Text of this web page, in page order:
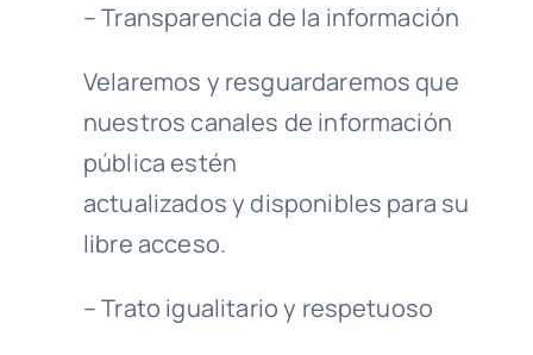
– Transparencia de la información
Velaremos y resguardaremos que
nuestros canales de información
pública estén
actualizados y disponibles para su
libre acceso.
– Trato igualitario y respetuoso